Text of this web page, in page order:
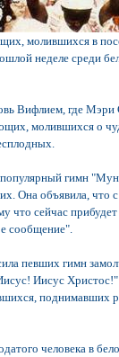
молившихся в
неделе среди
Вифлием, где Мэри
молившихся о
гимн
Она объявила, что
что сейчас
сообщение".
певших гимн
Иисус Христос!"
поднимавших
человека в